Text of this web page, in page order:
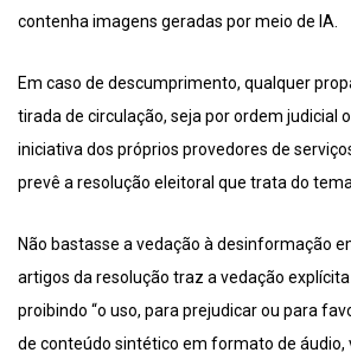
contenha imagens geradas por meio de IA.
Em caso de descumprimento, qualquer
tirada de circulação, seja por ordem judicial
iniciativa dos próprios provedores de
prevê a resolução eleitoral que trata do
Não bastasse a vedação à desinformação
artigos da resolução traz a vedação
proibindo “o uso, para prejudicar ou para
de conteúdo sintético em formato de áudio,